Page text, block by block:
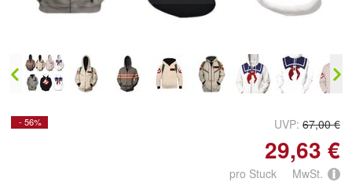
- 56% UVP: 67,00 €
29,63 €
pro Stuck MwSt.